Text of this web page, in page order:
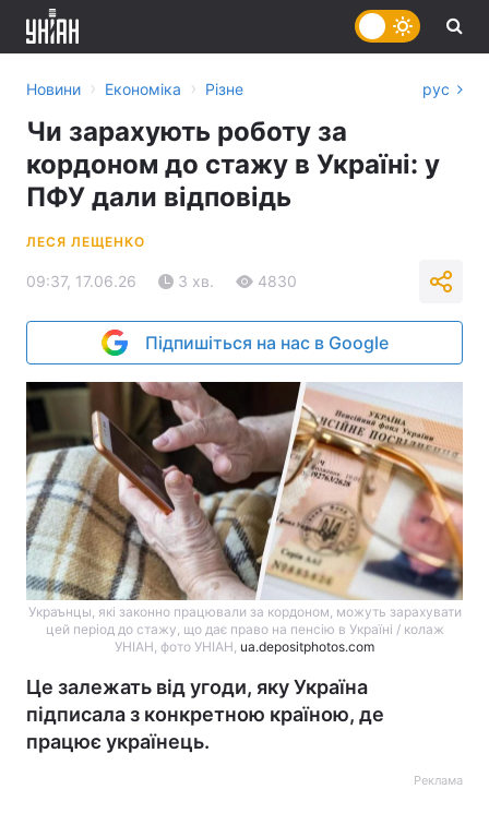
Новини › Економіка › Різне рус
Чи зарахують роботу за
кордоном до стажу в Україні: у
ПФУ дали відповідь
ЛЕСЯ ЛЕЩЕНКО
09:37, 17.06.26 3 хв. 4830
Підпишіться на нас в Google
Украънцы, які законно працювали за кордоном, можуть зарахувати
цей період до стажу, що дає право на пенсію в Україні / колаж
УНІАН, фото УНІАН, ua.depositphotos.com
Це залежать від угоди, яку Україна
підписала з конкретною країною, де
працює українець.
Реклама